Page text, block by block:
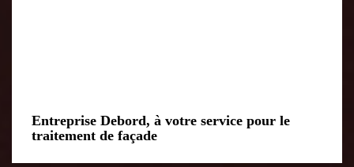
Entreprise Debord, à votre service pour le
traitement de façade